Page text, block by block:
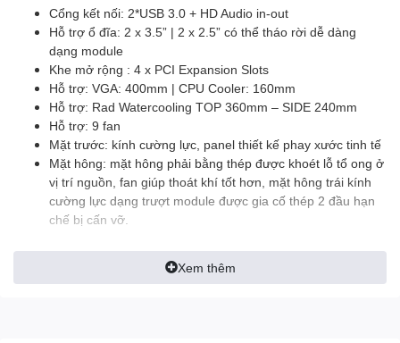
Cổng kết nối: 2*USB 3.0 + HD Audio in-out
Hỗ trợ ổ đĩa: 2 x 3.5” | 2 x 2.5” có thể tháo rời dễ dàng
dạng module
Khe mở rộng : 4 x PCI Expansion Slots
Hỗ trợ: VGA: 400mm | CPU Cooler: 160mm
Hỗ trợ: Rad Watercooling TOP 360mm – SIDE 240mm
Hỗ trợ: 9 fan
Mặt trước: kính cường lực, panel thiết kế phay xước tinh tế
Mặt hông: mặt hông phải bằng thép được khoét lỗ tổ ong ở
vị trí nguồn, fan giúp thoát khí tốt hơn, mặt hông trái kính
cường lực dạng trượt module được gia cố thép 2 đầu hạn
chế bị cấn vỡ.
Xem thêm